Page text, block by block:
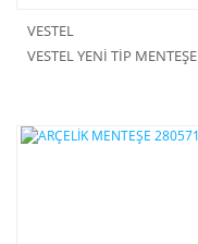
VESTEL
VESTEL YENİ TİP MENTEŞE